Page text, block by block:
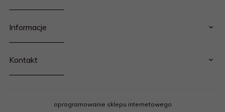
Informacje
Kontakt
oprogramowanie sklepu internetowego